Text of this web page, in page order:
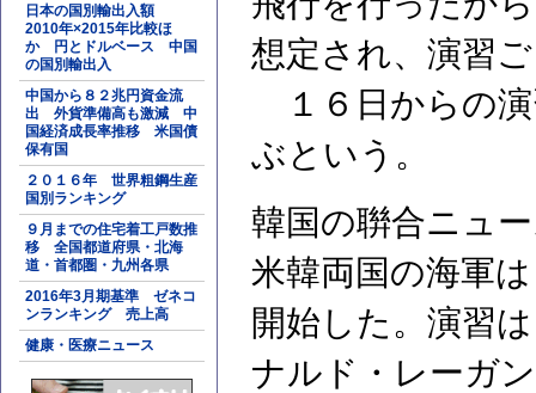
日本の国別輸出入額
2010年×2015年比較ほ
か 円とドルベース 中国
の国別輸出入
中国から８２兆円資金流
出 外貨準備高も激減 中
国経済成長率推移 米国債
保有国
２０１６年 世界粗鋼生産
国別ランキング
９月までの住宅着工戸数推
移 全国都道府県・北海
道・首都圏・九州各県
2016年3月期基準 ゼネコ
ンランキング 売上高
健康・医療ニュース
想定され、演習
１６日からの演
ぶという。
韓国の聨合ニュ
米韓両国の海軍
開始した。演習
ナルド・レーガ